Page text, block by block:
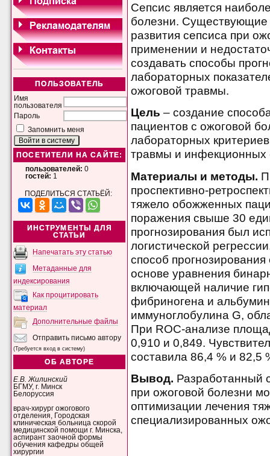
ПОЛЬЗОВАТЕЛЬ
Имя
пользователя
Пароль
Запомнить меня
ПОСЕТИТЕЛИ НА САЙТЕ:
пользователей: 0
гостей: 1
ПОДЕЛИТЬСЯ СТАТЬЁЙ:
ИНСТРУМЕНТЫ ДЛЯ
СТАТЬИ
Напечатать эту статью
Метаданные для
индексирования
Как процитировать
материал
Дополнительные файлы
Отправить письмо автору
(Требуется вход в систему)
ОБ АВТОРЕ
Е.В. Жилинский
БГМУ, г. Минск
Белоруссия
врач-хирург ожогового
отделения, Городская
клиническая больница скорой
медицинской помощи г. Минска,
аспирант заочной формы
обучения кафедры общей
хирургии
Сепсис является
болезни. Существующие
развития сепсиса при
применении и
создавать способы
лабораторных
ожоговой травмы.
Цель– создание
пациентов с ожоговой
лабораторных
травмы и инфекционных
Материалы и методы.
проспективно-
тяжело обожженных
поражения свыше 30
прогнозирования был
логистической
способ
основе уравнения
включающей наличие
фибриногена и
иммуноглобулина G,
При ROC-анализе
0,910 и 0,849.
составила 86,4 % и 82,5
Вывод. Разработанный
при ожоговой болезни
оптимизации лечения
специализированных